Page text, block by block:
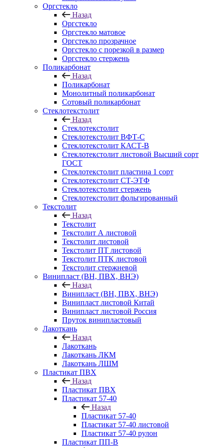
Оргстекло
Назад
Оргстекло
Оргстекло матовое
Оргстекло прозрачное
Оргстекло с порезкой в размер
Оргстекло стержень
Поликарбонат
Назад
Поликарбонат
Монолитный поликарбонат
Сотовый поликарбонат
Стеклотекстолит
Назад
Стеклотекстолит
Стеклотекстолит ВФТ-С
Стеклотекстолит КАСТ-В
Стеклотекстолит листовой Высший сорт
ГОСТ
Стеклотекстолит пластина 1 сорт
Стеклотекстолит СТ-ЭТФ
Стеклотекстолит стержень
Стеклотекстолит фольгированный
Текстолит
Назад
Текстолит
Текстолит А листовой
Текстолит листовой
Текстолит ПТ листовой
Текстолит ПТК листовой
Текстолит стержневой
Винипласт (ВН, ПВХ, ВНЭ)
Назад
Винипласт (ВН, ПВХ, ВНЭ)
Винипласт листовой Китай
Винипласт листовой Россия
Пруток винипластовый
Лакоткань
Назад
Лакоткань
Лакоткань ЛКМ
Лакоткань ЛШМ
Пластикат ПВХ
Назад
Пластикат ПВХ
Пластикат 57-40
Назад
Пластикат 57-40
Пластикат 57-40 листовой
Пластикат 57-40 рулон
Пластикат ПП-В